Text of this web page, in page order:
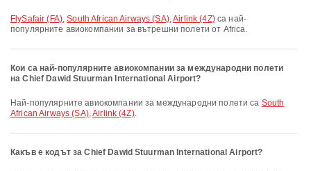
FlySafair (FA),South African Airways (SA),Airlink (4Z)са най-
популярните авиокомпании за вътрешни полети от Africa.
Кои са най-популярните авиокомпании за международни полети
на Chief Dawid Stuurman International Airport?
Най-популярните авиокомпании за международни полети са South
African Airways (SA),Airlink (4Z).
Какъв е кодът за Chief Dawid Stuurman International Airport?